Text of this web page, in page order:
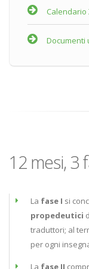
Calendario
Documenti
12 mesi, 3
La fase I si
propedeutici
traduttori; al
per ogni
La fase II